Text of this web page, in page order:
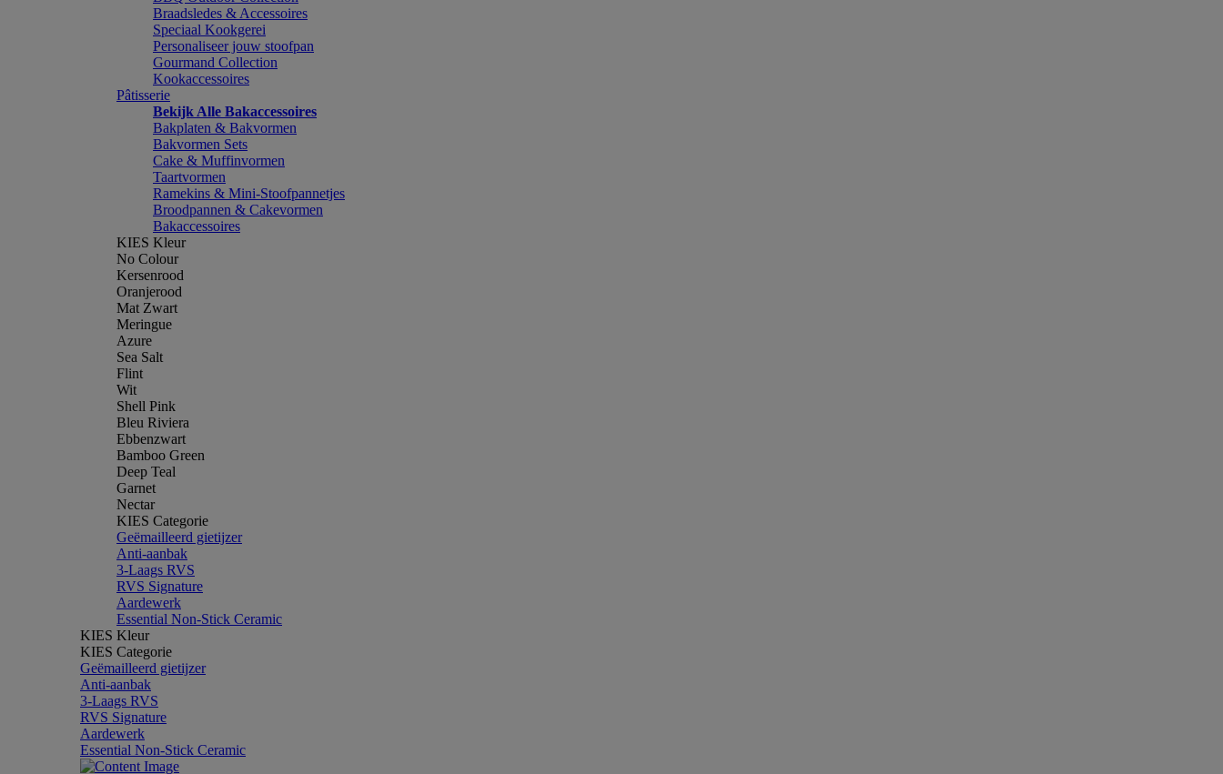
Braadsledes & Accessoires
Speciaal Kookgerei
Personaliseer jouw stoofpan
Gourmand Collection
Kookaccessoires
Pâtisserie
Bekijk Alle Bakaccessoires
Bakplaten & Bakvormen
Bakvormen Sets
Cake & Muffinvormen
Taartvormen
Ramekins & Mini-Stoofpannetjes
Broodpannen & Cakevormen
Bakaccessoires
KIES Kleur
No Colour
Kersenrood
Oranjerood
Mat Zwart
Meringue
Azure
Sea Salt
Flint
Wit
Shell Pink
Bleu Riviera
Ebbenzwart
Bamboo Green
Deep Teal
Garnet
Nectar
KIES Categorie
Geëmailleerd gietijzer
Anti-aanbak
3-Laags RVS
RVS Signature
Aardewerk
Essential Non-Stick Ceramic
KIES Kleur
KIES Categorie
Geëmailleerd gietijzer
Anti-aanbak
3-Laags RVS
RVS Signature
Aardewerk
Essential Non-Stick Ceramic